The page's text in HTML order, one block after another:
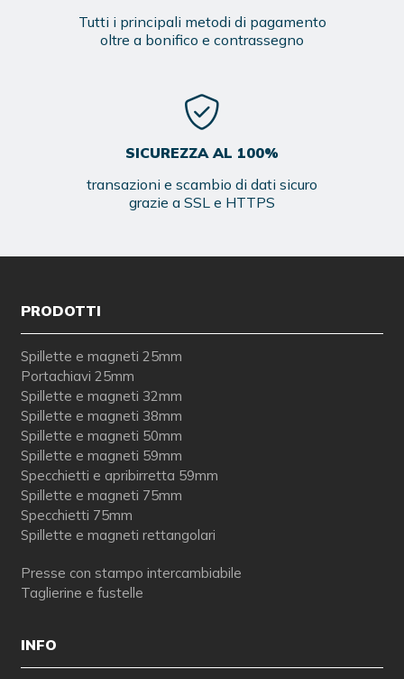
Tutti i principali metodi di pagamento
oltre a bonifico e contrassegno
SICUREZZA AL 100%
transazioni e scambio di dati sicuro
grazie a SSL e HTTPS
PRODOTTI
Spillette e magneti 25mm
Portachiavi 25mm
Spillette e magneti 32mm
Spillette e magneti 38mm
Spillette e magneti 50mm
Spillette e magneti 59mm
Specchietti e apribirretta 59mm
Spillette e magneti 75mm
Specchietti 75mm
Spillette e magneti rettangolari
Presse con stampo intercambiabile
Taglierine e fustelle
INFO